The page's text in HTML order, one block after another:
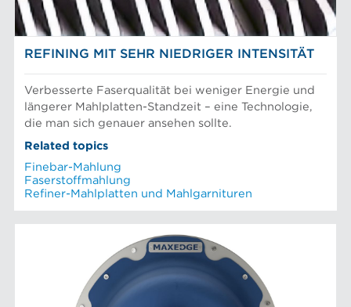
REFINING MIT SEHR NIEDRIGER INTENSITÄT
Verbesserte Faserqualität bei weniger Energie und
längerer Mahlplatten-Standzeit – eine Technologie,
die man sich genauer ansehen sollte.
Related topics
Finebar-Mahlung
Faserstoffmahlung
Refiner-Mahlplatten und Mahlgarnituren